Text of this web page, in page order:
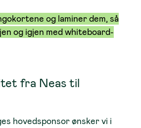
og laminer dem, så
og igjen med whiteboard-
fra Neas til
hovedsponsor ønsker vi i